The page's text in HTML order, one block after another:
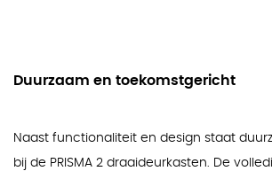
Duurzaam en toekomstgericht
Naast functionaliteit en design staat
bij de PRISMA 2 draaideurkasten. De